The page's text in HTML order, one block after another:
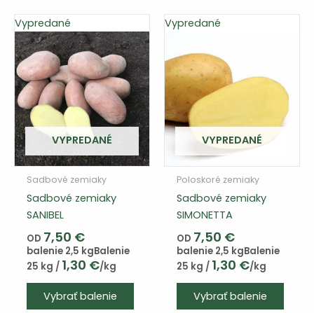
variantov.
Varianty
si
môžete
vybrať
na
stránke
produktu
Vypredané
VYPREDANÉ
Sadbové zemiaky
Sadbové zemiaky
SANIBEL
OD 7,50 €
balenie 2,5 kgBalenie
25 kg / 1,30 €/kg
Vybrať balenie
Tento
Vypredané
VYPREDANÉ
Poloskoré zemiaky
Sadbové zemiaky
SIMONETTA
OD 7,50 €
balenie 2,5 kgBalenie
25 kg / 1,30 €/kg
Vybrať balenie
Tento